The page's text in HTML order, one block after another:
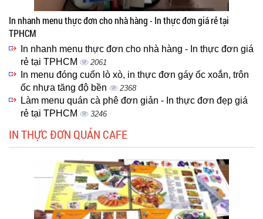
In nhanh menu thực đơn cho nhà hàng - In thực đơn giá rẻ tại
TPHCM
In nhanh menu thực đơn cho nhà hàng - In thực đơn giá
rẻ tại TPHCM
2061
In menu đóng cuốn lò xò, in thực đơn gáy ốc xoắn, trôn
ốc nhựa tăng độ bền
2368
Làm menu quán cà phê đơn giản - In thực đơn đẹp giá
rẻ tại TPHCM
3246
IN THỰC ĐƠN QUÁN CAFE